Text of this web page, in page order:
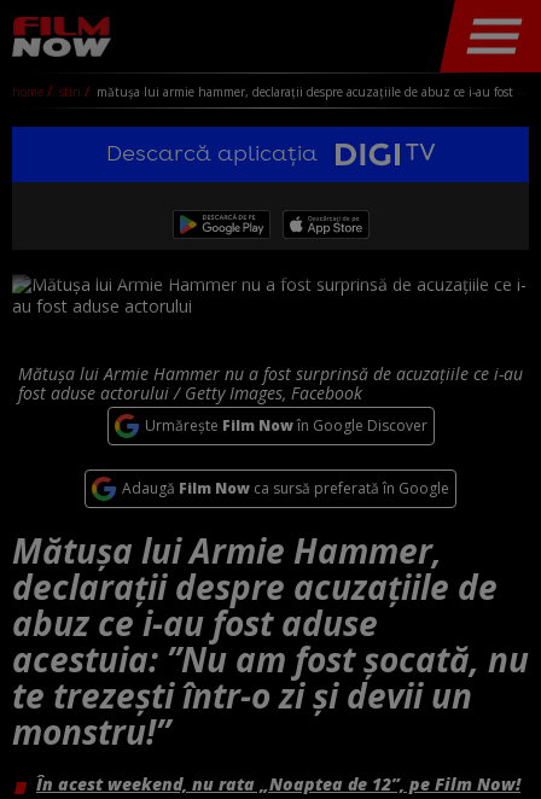
home stiri mătușa lui armie hammer, declarații despre acuzațiile de abuz ce i-au fost aduse acestuia: ”nu am fost șocată, nu te trezești într-o zi și devii un monstru!”
Descarcă aplicația
Mătușa lui Armie Hammer nu a fost surprinsă de acuzațiile ce i-au
fost aduse actorului / Getty Images, Facebook
Urmărește Film Nowîn Google Discover
Adaugă Film Now ca sursă preferată în Google
Mătușa lui Armie Hammer,
declarații despre acuzațiile de
abuz ce i-au fost aduse
acestuia: ”Nu am fost șocată, nu
te trezești într-o zi și devii un
monstru!”
În acest weekend, nu rata „Noaptea de 12”, pe Film Now!